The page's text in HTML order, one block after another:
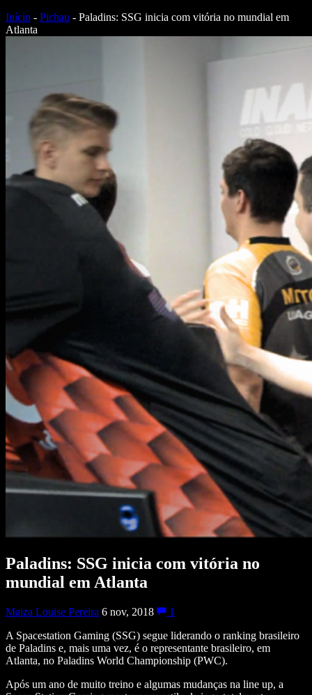
Início - Pichau - Paladins: SSG inicia com vitória no mundial em
Atlanta
Paladins: SSG inicia com vitória no
mundial em Atlanta
Maiza Louise Pereira 6 nov, 2018
1
A Spacestation Gaming (SSG) segue liderando o ranking brasileiro
de Paladins e, mais uma vez, é o representante brasileiro, em
Atlanta, no Paladins World Championship (PWC).
Após um ano de muito treino e algumas mudanças na line up, a